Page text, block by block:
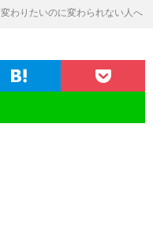
変わりたいのに変わられない人へ